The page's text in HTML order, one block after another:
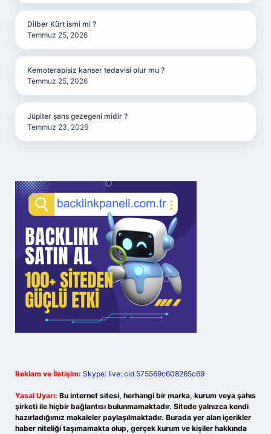
Dilber Kürt ismi mi ?
Temmuz 25, 2026
Kemoterapisiz kanser tedavisi olur mu ?
Temmuz 25, 2026
Jüpiter şans gezegeni midir ?
Temmuz 23, 2026
Reklam ve İletişim: Skype: live:.cid.575569c608265c69
Yasal Uyarı: Bu internet sitesi, herhangi bir marka, kurum veya şahıs
şirketi ile hiçbir bağlantısı bulunmamaktadır. Sitede yalnızca kendi
hazırladığımız makaleler paylaşılmaktadır. Burada yer alan içerikler
haber niteliği taşımamakta olup, gerçek kurum ve kişiler hakkında